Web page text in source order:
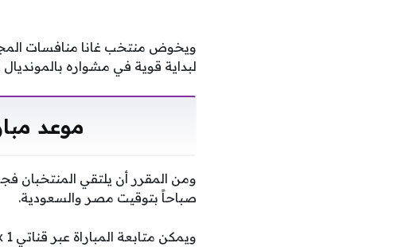
ويخوض منتخب غانا منافسات
لبداية قوية في مشواره
موعد
صباحاً بتوقيت مصر والسعودية.